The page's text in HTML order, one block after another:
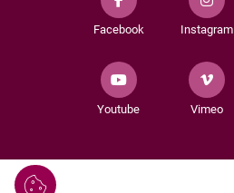
Facebook Instagram
Youtube Vimeo
Hantera